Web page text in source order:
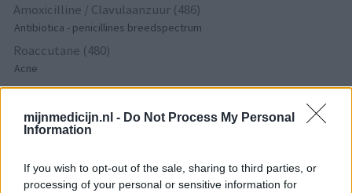
mijnmedicijn.nl - Do Not Process My Personal
Information
If you wish to opt-out of the sale, sharing to third parties, or
processing of your personal or sensitive information for
Amoxicilline / Clavulaanzuur (486)
Antibiotica - penicillines breedspectrum
Roaccutane (480)
Acne
Dexamfetamine (446)
ADHD - psychostimulantia
Euthyrox (436)